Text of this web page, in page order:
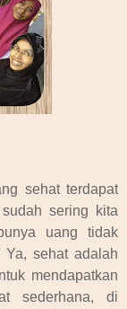
sehat terdapat
sering kita
uang tidak
Ya, sehat adalah
mendapatkan
sederhana, di